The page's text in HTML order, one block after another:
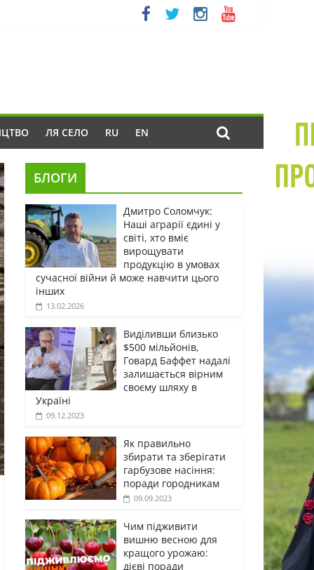
ЛЯ СЕЛО RU EN
БЛОГИ
Дмитро Соломчук:
Наші аграрії єдині у
світі, хто вміє
вирощувати
продукцію в умовах
сучасної війни й може навчити цього
інших
13.02.2026
Виділивши близько
$500 мільйонів,
Говард Баффет надалі
залишається вірним
своєму шляху в
Україні
09.12.2023
Як правильно
збирати та зберігати
гарбузове насіння:
поради городникам
09.09.2023
Чим підживити
вишню весною для
кращого урожаю:
дієві поради